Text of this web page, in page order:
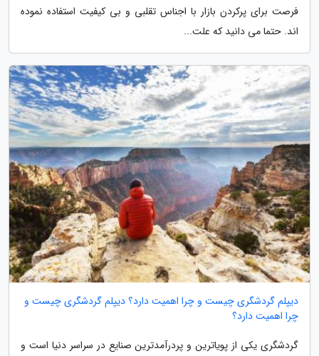
فرصت برای پرکردن بازار با اجناس تقلبی و بی کیفیت استفاده نموده
اند. حتما می دانید که علت...
دیپلم گردشگری چیست و چرا اهمیت دارد؟ دیپلم گردشگری چیست و
چرا اهمیت دارد؟
گردشگری یکی از پویاترین و پردرآمدترین صنایع در سراسر دنیا است و